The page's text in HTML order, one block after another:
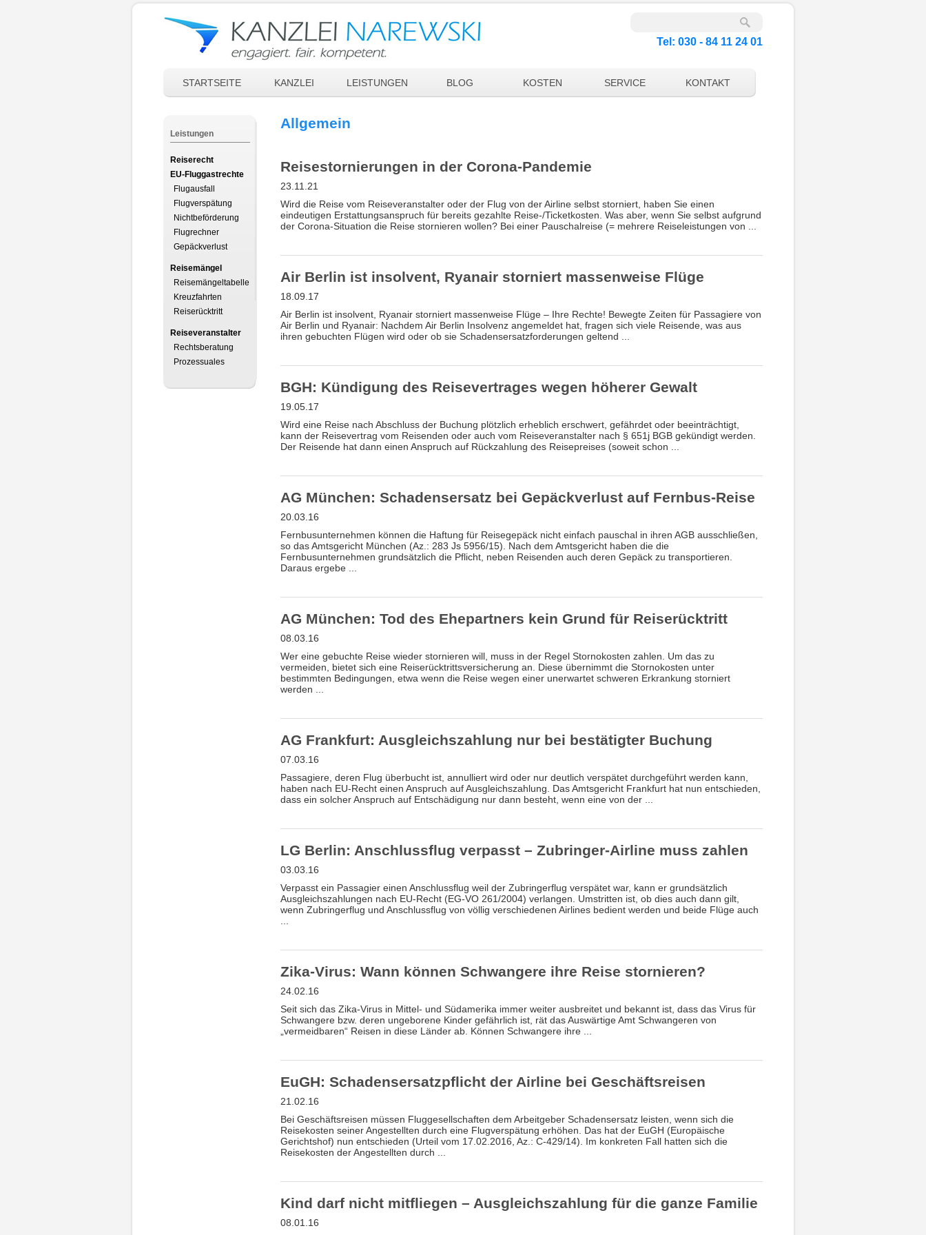
Tel: 030 - 84 11 24 01
STARTSEITE KANZLEI LEISTUNGEN BLOG KOSTEN SERVICE KONTAKT
Allgemein
Reisestornierungen in der Corona-Pandemie
23.11.21
Wird die Reise vom Reiseveranstalter oder der Flug von der Airline selbst storniert, haben Sie einen
eindeutigen Erstattungsanspruch für bereits gezahlte Reise-/Ticketkosten. Was aber, wenn Sie selbst aufgrund
der Corona-Situation die Reise stornieren wollen? Bei einer Pauschalreise (= mehrere Reiseleistungen von ...
Air Berlin ist insolvent, Ryanair storniert massenweise Flüge
18.09.17
Air Berlin ist insolvent, Ryanair storniert massenweise Flüge – Ihre Rechte! Bewegte Zeiten für Passagiere von
Air Berlin und Ryanair: Nachdem Air Berlin Insolvenz angemeldet hat, fragen sich viele Reisende, was aus
ihren gebuchten Flügen wird oder ob sie Schadensersatzforderungen geltend ...
BGH: Kündigung des Reisevertrages wegen höherer Gewalt
19.05.17
Wird eine Reise nach Abschluss der Buchung plötzlich erheblich erschwert, gefährdet oder beeinträchtigt,
kann der Reisevertrag vom Reisenden oder auch vom Reiseveranstalter nach § 651j BGB gekündigt werden.
Der Reisende hat dann einen Anspruch auf Rückzahlung des Reisepreises (soweit schon ...
AG München: Schadensersatz bei Gepäckverlust auf Fernbus-Reise
20.03.16
Fernbusunternehmen können die Haftung für Reisegepäck nicht einfach pauschal in ihren AGB ausschließen,
so das Amtsgericht München (Az.: 283 Js 5956/15). Nach dem Amtsgericht haben die die
Fernbusunternehmen grundsätzlich die Pflicht, neben Reisenden auch deren Gepäck zu transportieren.
Daraus ergebe ...
AG München: Tod des Ehepartners kein Grund für Reiserücktritt
08.03.16
Wer eine gebuchte Reise wieder stornieren will, muss in der Regel Stornokosten zahlen. Um das zu
vermeiden, bietet sich eine Reiserücktrittsversicherung an. Diese übernimmt die Stornokosten unter
bestimmten Bedingungen, etwa wenn die Reise wegen einer unerwartet schweren Erkrankung storniert
werden ...
AG Frankfurt: Ausgleichszahlung nur bei bestätigter Buchung
07.03.16
Passagiere, deren Flug überbucht ist, annulliert wird oder nur deutlich verspätet durchgeführt werden kann,
haben nach EU-Recht einen Anspruch auf Ausgleichszahlung. Das Amtsgericht Frankfurt hat nun entschieden,
dass ein solcher Anspruch auf Entschädigung nur dann besteht, wenn eine von der ...
LG Berlin: Anschlussflug verpasst – Zubringer-Airline muss zahlen
03.03.16
Verpasst ein Passagier einen Anschlussflug weil der Zubringerflug verspätet war, kann er grundsätzlich
Ausgleichszahlungen nach EU-Recht (EG-VO 261/2004) verlangen. Umstritten ist, ob dies auch dann gilt,
wenn Zubringerflug und Anschlussflug von völlig verschiedenen Airlines bedient werden und beide Flüge auch
Zika-Virus: Wann können Schwangere ihre Reise stornieren?
24.02.16
Seit sich das Zika-Virus in Mittel- und Südamerika immer weiter ausbreitet und bekannt ist, dass das Virus für
Schwangere bzw. deren ungeborene Kinder gefährlich ist, rät das Auswärtige Amt Schwangeren von
„vermeidbaren“ Reisen in diese Länder ab. Können Schwangere ihre ...
EuGH: Schadensersatzpflicht der Airline bei Geschäftsreisen
21.02.16
Bei Geschäftsreisen müssen Fluggesellschaften dem Arbeitgeber Schadensersatz leisten, wenn sich die
Reisekosten seiner Angestellten durch eine Flugverspätung erhöhen. Das hat der EuGH (Europäische
Gerichtshof) nun entschieden (Urteil vom 17.02.2016, Az.: C-429/14). Im konkreten Fall hatten sich die
Reisekosten der Angestellten durch ...
Kind darf nicht mitfliegen – Ausgleichszahlung für die ganze Familie
08.01.16
Leistungen
Reiserecht
EU-Fluggastrechte
Flugausfall
Flugverspätung
Nichtbeförderung
Flugrechner
Gepäckverlust
Reisemängel
Reisemängeltabelle
Kreuzfahrten
Reiserücktritt
Reiseveranstalter
Rechtsberatung
Prozessuales